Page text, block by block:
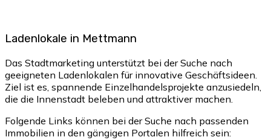
Ladenlokale in Mettmann
Das Stadtmarketing unterstützt bei der Suche nach
geeigneten Ladenlokalen für innovative Geschäftsideen.
Ziel ist es, spannende Einzelhandelsprojekte anzusiedeln,
die die Innenstadt beleben und attraktiver machen.
Folgende Links können bei der Suche nach passenden
Immobilien in den gängigen Portalen hilfreich sein: